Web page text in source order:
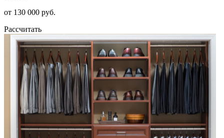
от 130 000 руб.
Рассчитать